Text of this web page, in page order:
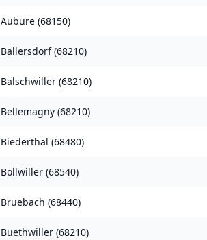
Aubure (68150)
Ballersdorf(68210)
Balschwiller (68210)
Bellemagny (68210)
Biederthal (68480)
Bollwiller (68540)
Bruebach (68440)
Buethwiller (68210)